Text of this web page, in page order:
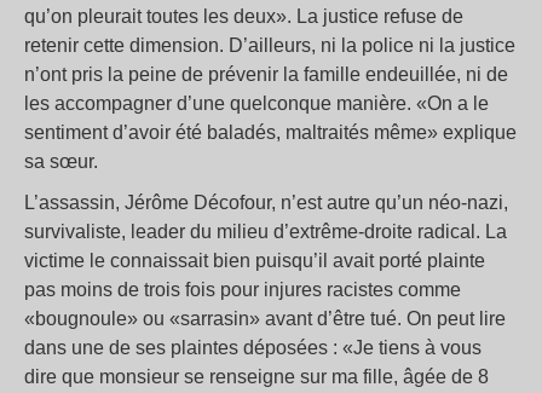
qu’on pleurait toutes les deux». La justice refuse de
retenir cette dimension. D’ailleurs, ni la police ni la justice
n’ont pris la peine de prévenir la famille endeuillée, ni de
les accompagner d’une quelconque manière. «On a le
sentiment d’avoir été baladés, maltraités même» explique
sa sœur.
L’assassin, Jérôme Décofour, n’est autre qu’un néo-nazi,
survivaliste, leader du milieu d’extrême-droite radical. La
victime le connaissait bien puisqu’il avait porté plainte
pas moins de trois fois pour injures racistes comme
«bougnoule» ou «sarrasin» avant d’être tué. On peut lire
dans une de ses plaintes déposées : «Je tiens à vous
dire que monsieur se renseigne sur ma fille, âgée de 8